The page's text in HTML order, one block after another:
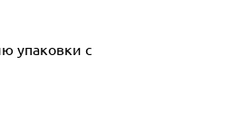
упаковки с